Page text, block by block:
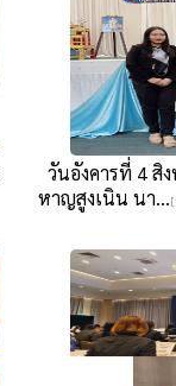
วันอังคารที่ 4 สิ
หาญสูงเนิน นา...